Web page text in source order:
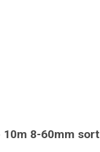
10m 8-60mm sort